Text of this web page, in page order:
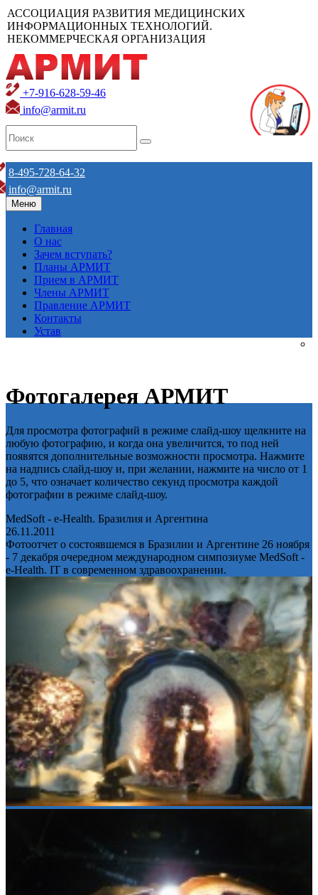
АССОЦИАЦИЯ РАЗВИТИЯ МЕДИЦИНСКИХ
ИНФОРМАЦИОННЫХ ТЕХНОЛОГИЙ.
НЕКОММЕРЧЕСКАЯ ОРГАНИЗАЦИЯ
+7-916-628-59-46
info@armit.ru
8-495-728-64-32
info@armit.ru
Меню
Главная
О нас
Зачем вступать?
Планы АРМИТ
Прием в АРМИТ
Члены АРМИТ
Правление АРМИТ
Контакты
Устав
Фотогалерея АРМИТ
Для просмотра фотографий в режиме слайд-шоу щелкните на
любую фотографию, и когда она увеличится, то под ней
появятся дополнительные возможности просмотра. Нажмите
на надпись слайд-шоу и, при желании, нажмите на число от 1
до 5, что означает количество секунд просмотра каждой
фотографии в режиме слайд-шоу.
MedSoft - e-Health. Бразилия и Аргентина
26.11.2011
Фотоотчет о состоявшемся в Бразилии и Аргентине 26 ноября
- 7 декабря очередном международном симпозиуме MedSoft -
e-Health. IT в современном здравоохранении.